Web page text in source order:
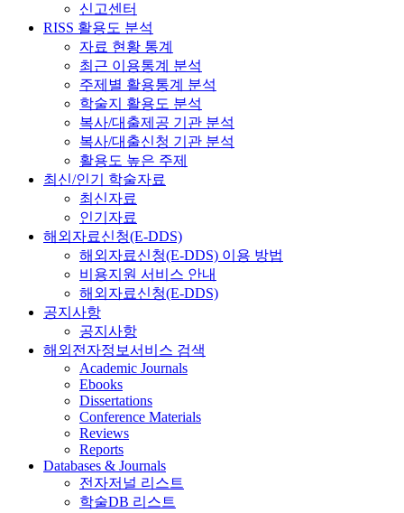
신고센터
RISS 활용도 분석
자료 현황 통계
최근 이용통계 분석
주제별 활용통계 분석
학술지 활용도 분석
복사/대출제공 기관 분석
복사/대출신청 기관 분석
활용도 높은 주제
최신/인기 학술자료
최신자료
인기자료
해외자료신청(E-DDS)
해외자료신청(E-DDS) 이용 방법
비용지원 서비스 안내
해외자료신청(E-DDS)
공지사항
공지사항
해외전자정보서비스 검색
Academic Journals
Ebooks
Dissertations
Conference Materials
Reviews
Reports
Databases & Journals
전자저널 리스트
학술DB 리스트